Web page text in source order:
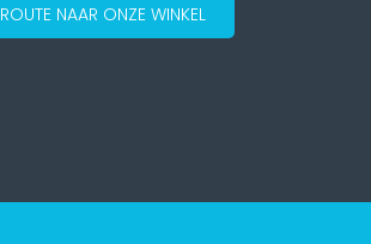
ROUTE NAAR ONZE WINKEL